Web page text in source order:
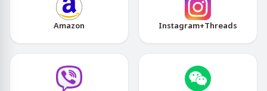
Amazon Instagram+Threads